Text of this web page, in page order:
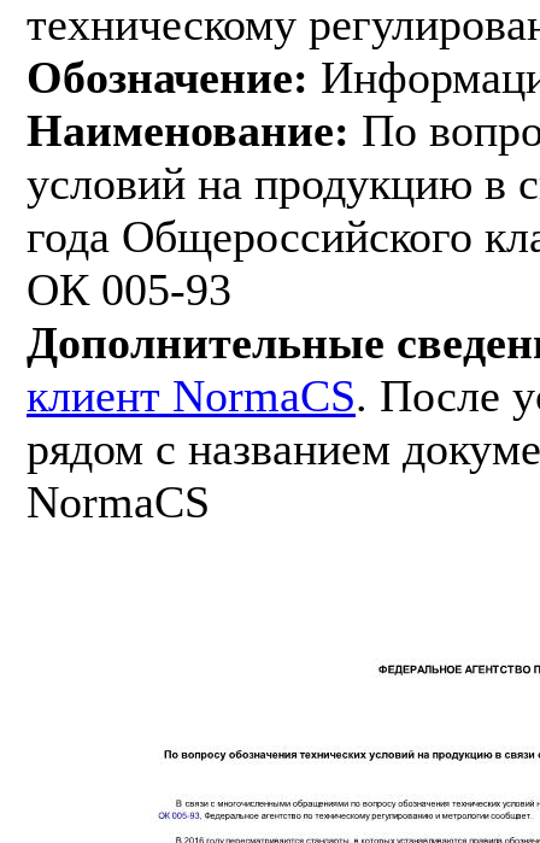
техническому
Обозначение:
Наименование: По
условий на продукцию в
года Общероссийского
ОК 005-93
Дополнительные
клиент NormaCS. После
рядом с названием
NormaCS